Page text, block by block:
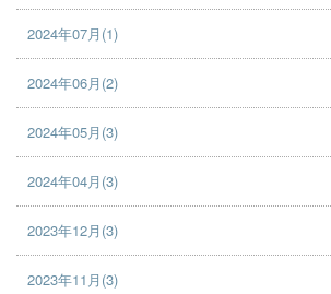
2024年07月(1)
2024年06月(2)
2024年05月(3)
2024年04月(3)
2023年12月(3)
2023年11月(3)